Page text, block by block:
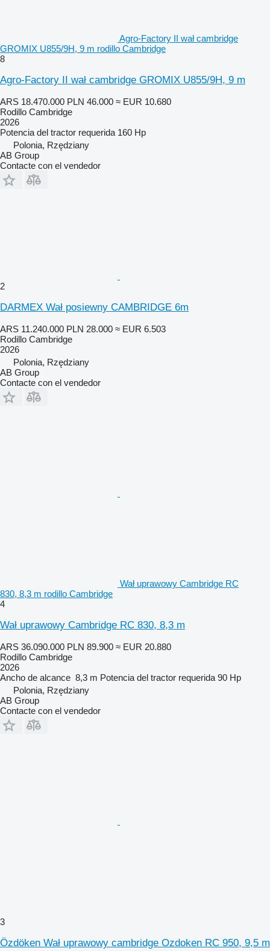
Agro-Factory II wał cambridge
GROMIX U855/9H, 9 m rodillo Cambridge
8
Agro-Factory II wał cambridge GROMIX U855/9H, 9 m
ARS 18.470.000 PLN 46.000 ≈ EUR 10.680
Rodillo Cambridge
2026
Potencia del tractor requerida 160 Hp
Polonia, Rzędziany
AB Group
Contacte con el vendedor
2
DARMEX Wał posiewny CAMBRIDGE 6m
ARS 11.240.000 PLN 28.000 ≈ EUR 6.503
Rodillo Cambridge
2026
Polonia, Rzędziany
AB Group
Contacte con el vendedor
Wał uprawowy Cambridge RC
830, 8,3 m rodillo Cambridge
4
Wał uprawowy Cambridge RC 830, 8,3 m
ARS 36.090.000 PLN 89.900 ≈ EUR 20.880
Rodillo Cambridge
2026
Ancho de alcance 8,3 m Potencia del tractor requerida 90 Hp
Polonia, Rzędziany
AB Group
Contacte con el vendedor
3
Özdöken Wał uprawowy cambridge Ozdoken RC 950, 9,5 m